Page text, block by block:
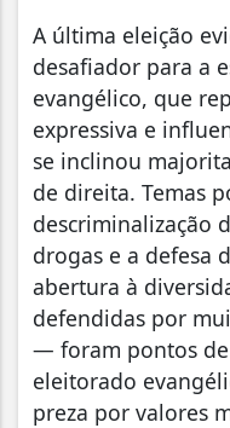
A última eleição
desafiador para a
evangélico, que
expressiva e
se inclinou
de direita. Temas
descriminalização
drogas e a defesa
abertura à
defendidas por
— foram pontos
eleitorado
preza por valores